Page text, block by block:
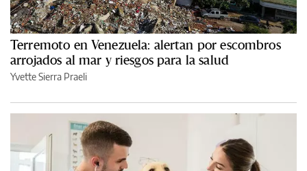
Terremoto en Venezuela: alertan por escombros
arrojados al mar y riesgos para la salud
Yvette Sierra Praeli